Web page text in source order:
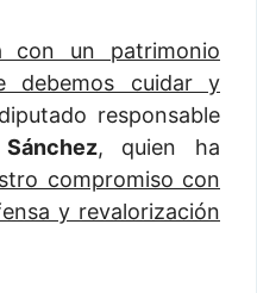
con un patrimonio
debemos cuidar y
responsable
, quien ha
compromiso con
y revalorización